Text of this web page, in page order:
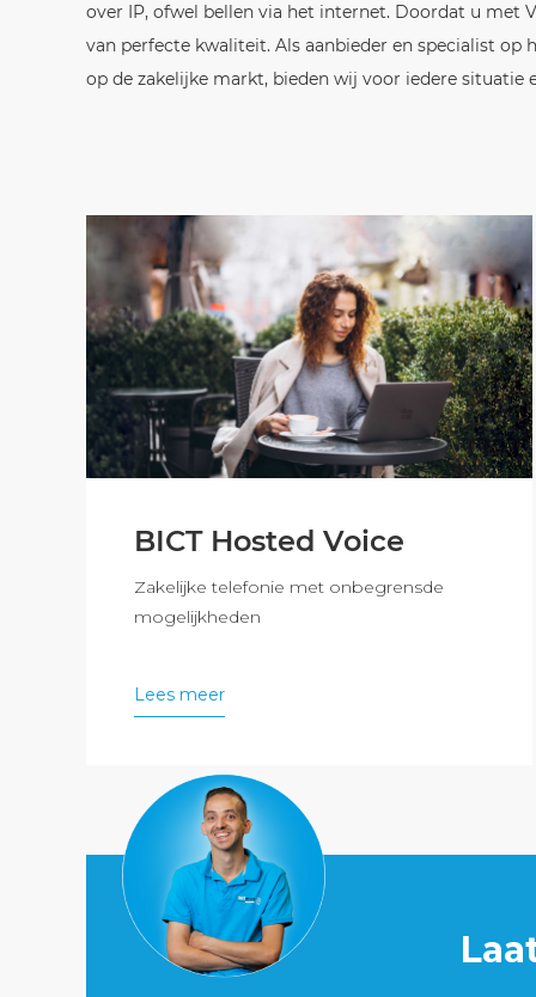
over IP, ofwel bellen via het internet. Doordat u met
van perfecte kwaliteit. Als aanbieder en specialist op
op de zakelijke markt, bieden wij voor iedere
BICT Hosted Voice
Zakelijke telefonie met onbegrensde
mogelijkheden
Lees meer